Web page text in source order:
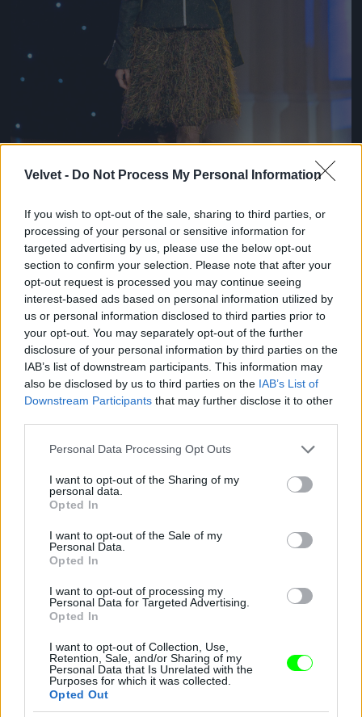
Velvet - Do Not Process My Personal Information
If you wish to opt-out of the sale, sharing to third parties, or
processing of your personal or sensitive information for
targeted advertising by us, please use the below opt-out
section to confirm your selection. Please note that after your
opt-out request is processed you may continue seeing
interest-based ads based on personal information utilized by
us or personal information disclosed to third parties prior to
your opt-out. You may separately opt-out of the further
disclosure of your personal information by third parties on the
IAB’s list of downstream participants. This information may
also be disclosed by us to third parties on the IAB’s List of
Downstream Participants that may further disclose it to other
Please note that this website/app uses one or more Google
not limited to your visit or usage behaviour. You may click to
grant or deny consent to Google and its third-party tags to
use your data for below specified purposes in below Google
consent section.
Personal Data Processing Opt Outs
I want to opt-out of the Sharing of my
personal data.
Opted In
I want to opt-out of the Sale of my
Personal Data.
Opted In
I want to opt-out of processing my
Personal Data for Targeted Advertising.
Opted In
I want to opt-out of Collection, Use,
Retention, Sale, and/or Sharing of my
Personal Data that Is Unrelated with the
Purposes for which it was collected.
Opted Out
Fűszoknya kicsit másképp
Fotó: Bakró-Nagy Ferenc / Velvet #10